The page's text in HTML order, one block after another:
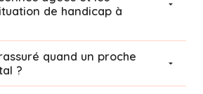
de handicap à
quand un proche
?